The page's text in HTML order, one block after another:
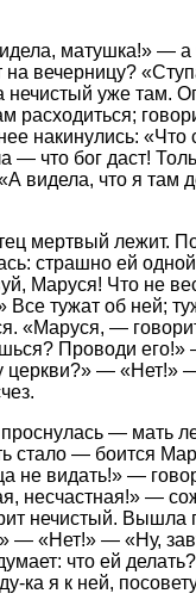
матушка!» — а
на вечерницу?
нечистый уже там.
расходиться;
накинулись: «Что
— что бог даст!
видела, что я там
мертвый лежит.
страшно ей
Маруся! Что не
тужат об ней;
«Маруся, —
Проводи его!»
церкви?» — «Нет!»
— мать
стало — боится
не видать!» —
несчастная!» —
нечистый. Вышла
— «Нет!» — «Ну,
что ей
ка я к ней,